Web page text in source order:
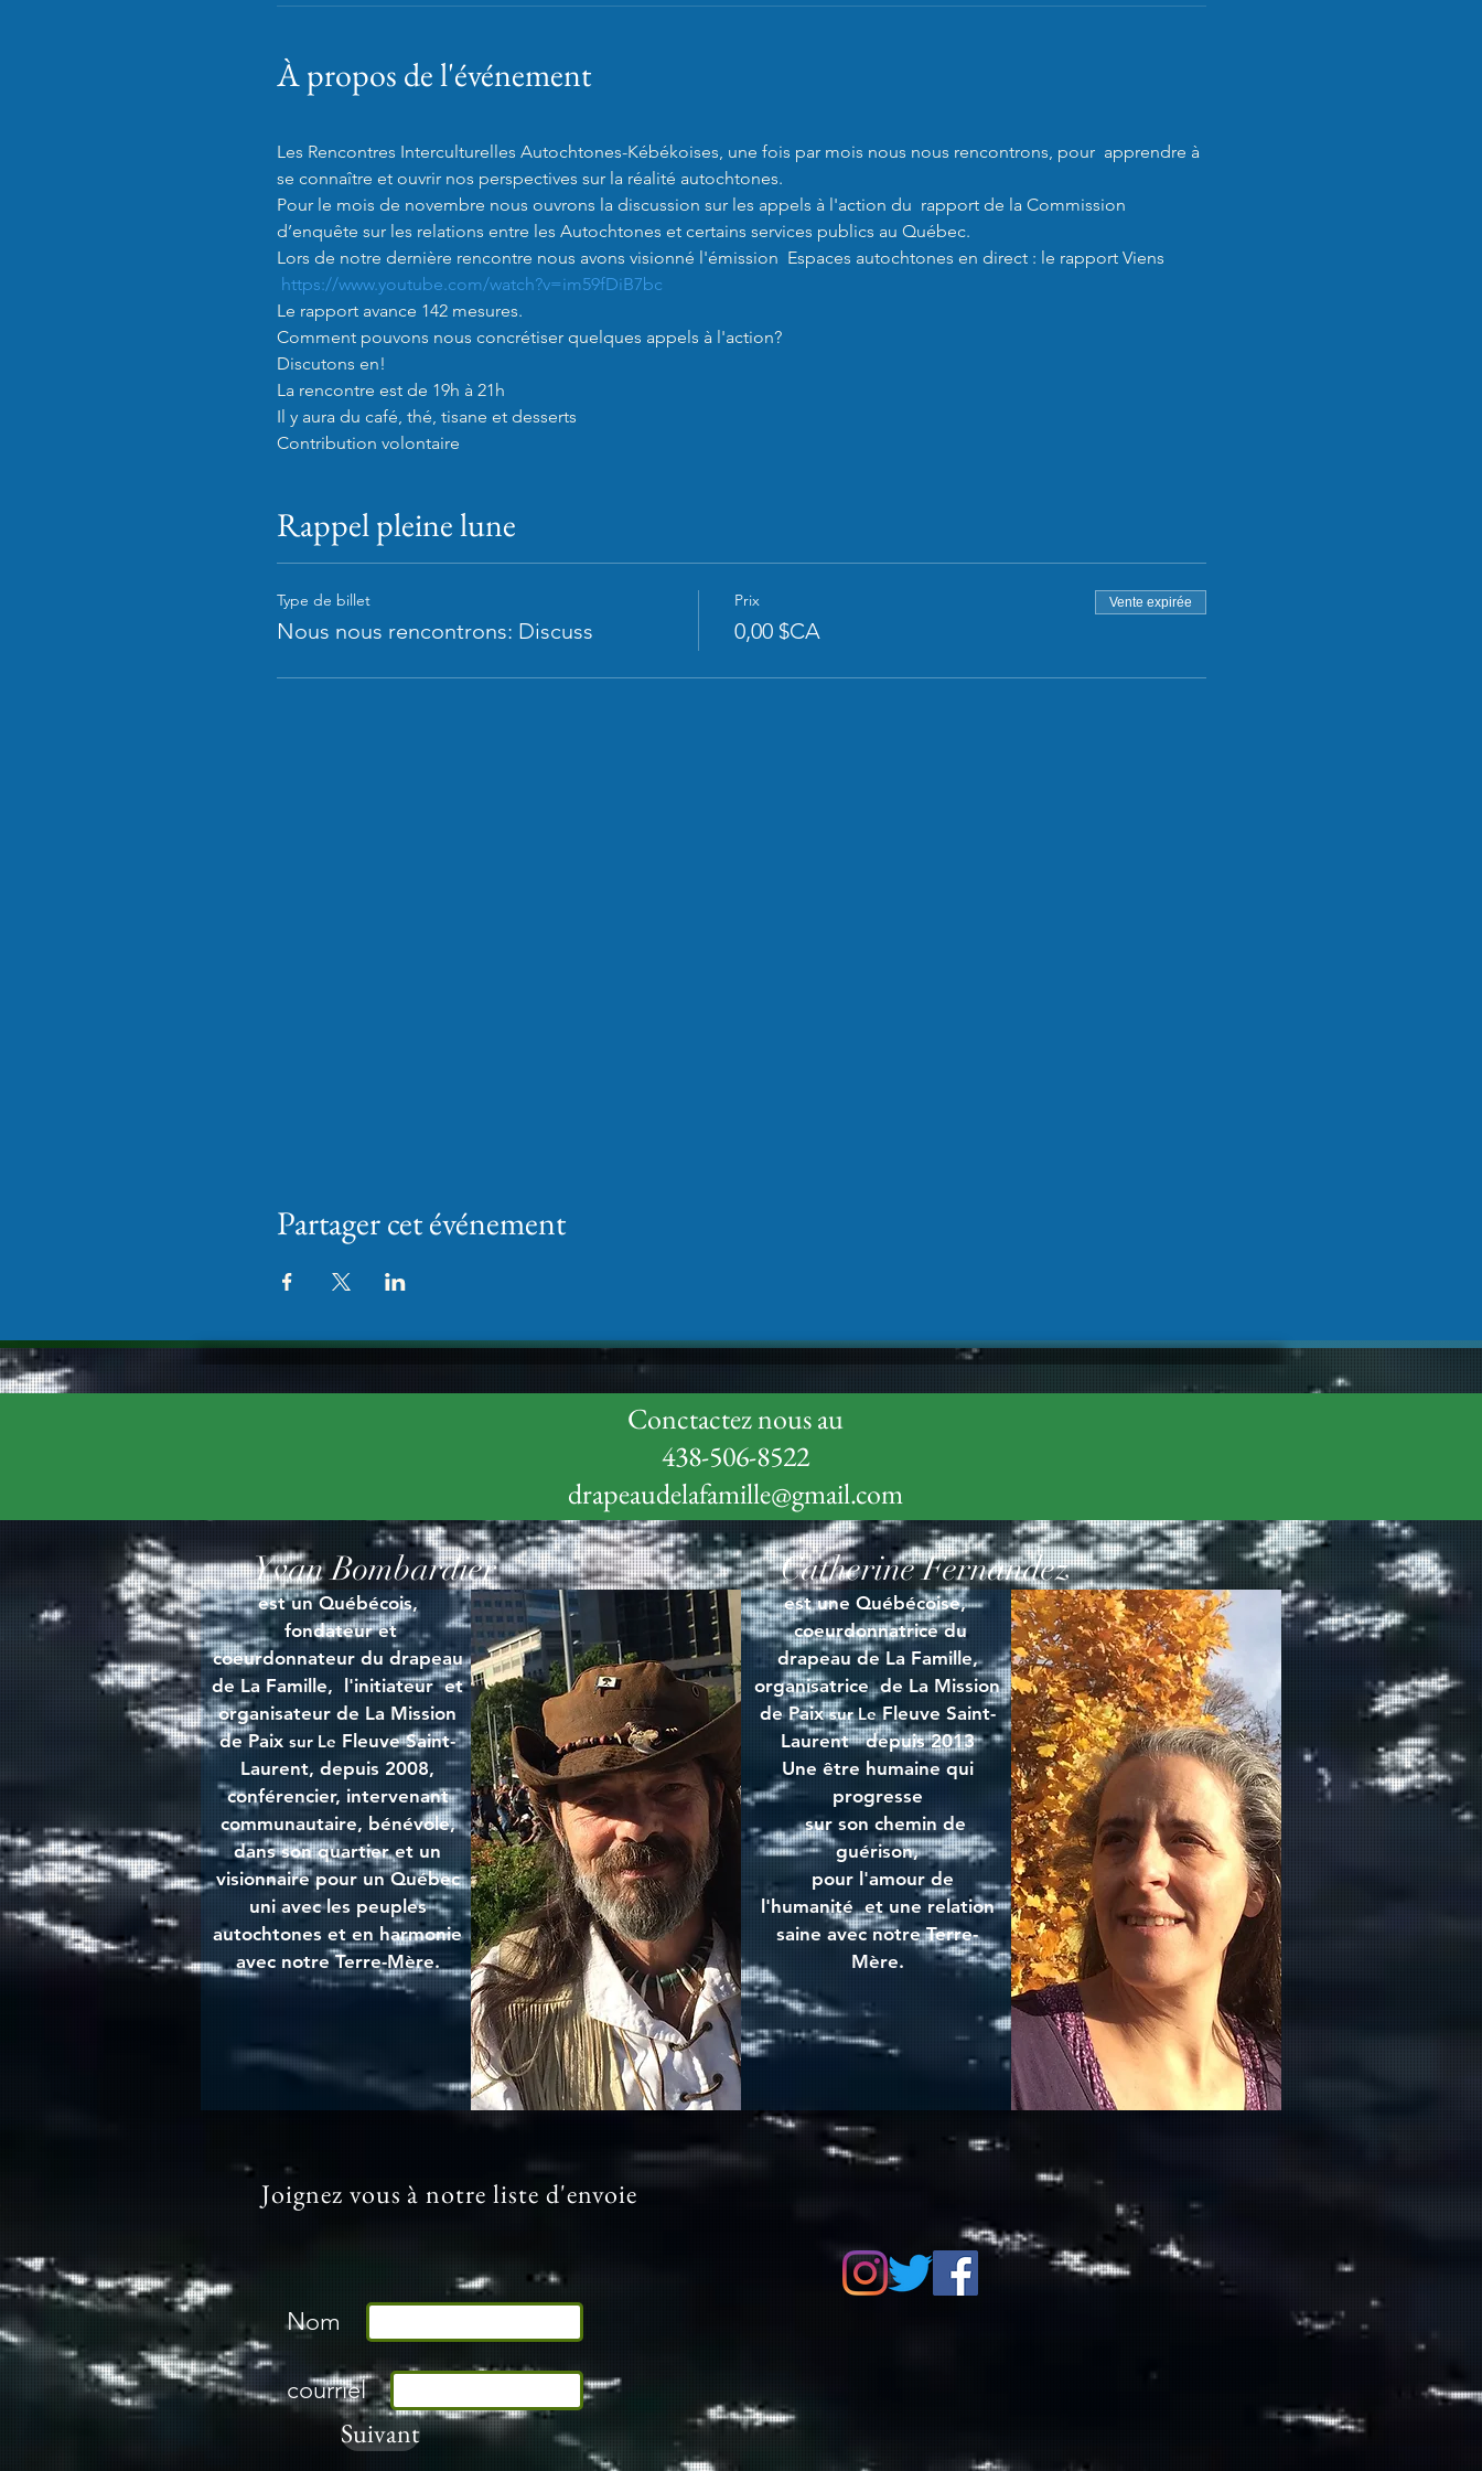
À propos de l'événement
Les Rencontres Interculturelles Autochtones-Kébékoises, une fois par mois nous nous rencontrons, pour  apprendre à
se connaître et ouvrir nos perspectives sur la réalité autochtones.
Pour le mois de novembre nous ouvrons la discussion sur les appels à l'action du  rapport de la Commission
d’enquête sur les relations entre les Autochtones et certains services publics au Québec.
Lors de notre dernière rencontre nous avons visionné l'émission  Espaces autochtones en direct : le rapport Viens
https://www.youtube.com/watch?v=im59fDiB7bc
Le rapport avance 142 mesures.
Comment pouvons nous concrétiser quelques appels à l'action?
Discutons en!
La rencontre est de 19h à 21h
Il y aura du café, thé, tisane et desserts
Contribution volontaire
Rappel pleine lune
Type de billet
Nous nous rencontrons: Discuss
Prix
0,00 $CA
Vente expirée
Partager cet événement
Conctactez nous au
438-506-8522
drapeaudelafamille@gmail.com
Yvan Bombardier Catherine Fernandez
est un Québécois,
fondateur et
coeurdonnateur du drapeau
de La Famille, l'initiateur et
organisateur de La Mission
de Paix sur Le Fleuve Saint-
Laurent, depuis 2008,
conférencier, intervenant
communautaire, bénévole,
dans son quartier et un
visionnaire pour un Québec
uni avec les peuples
autochtones et en harmonie
avec notre Terre-Mère.
est une Québécoise,
coeurdonnatrice du
drapeaude La Famille,
organisatrice de La Mission
de Paixsur LeFleuve Saint-
Laurent depuis 2013
Une être humaine qui
progresse
sur son chemin de
guérison,
pour l'amour de
l'humanité et une relation
saine avec notreTerre-
Mère.
Joignez vous à notre liste d'envoie
Suivant
Nom
courriel